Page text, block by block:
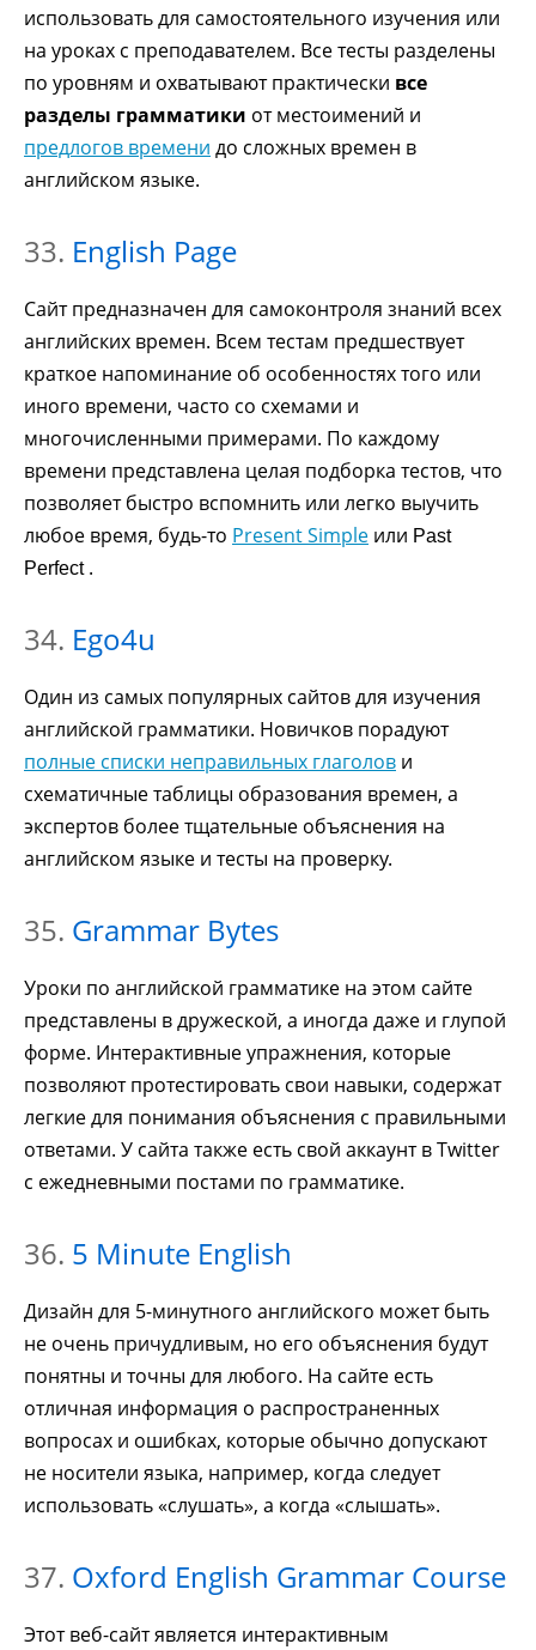
использовать для самостоятельного изучения или
на уроках с преподавателем. Все тесты разделены
по уровням и охватывают практически все
разделы грамматики от местоимений и
предлогов времени до сложных времен в
английском языке.
33. English Page
Сайт предназначен для самоконтроля знаний всех
английских времен. Всем тестам предшествует
краткое напоминание об особенностях того или
иного времени, часто со схемами и
многочисленными примерами. По каждому
времени представлена целая подборка тестов, что
позволяет быстро вспомнить или легко выучить
любое время, будь-то Present Simple или Past
Perfect.
34. Ego4u
Один из самых популярных сайтов для изучения
английской грамматики. Новичков порадуют
полные списки неправильных глаголов и
схематичные таблицы образования времен, а
экспертов более тщательные объяснения на
английском языке и тесты на проверку.
35. Grammar Bytes
Уроки по английской грамматике на этом сайте
представлены в дружеской, а иногда даже и глупой
форме. Интерактивные упражнения, которые
позволяют протестировать свои навыки, содержат
легкие для понимания объяснения с правильными
ответами. У сайта также есть свой аккаунт в Twitter
с ежедневными постами по грамматике.
36. 5 Minute English
Дизайн для 5-минутного английского может быть
не очень причудливым, но его объяснения будут
понятны и точны для любого. На сайте есть
отличная информация о распространенных
вопросах и ошибках, которые обычно допускают
не носители языка, например, когда следует
использовать «слушать», а когда «слышать».
37. Oxford English Grammar Course
Этот веб-сайт является интерактивным